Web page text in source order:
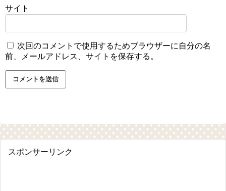
サイト
次回のコメントで使用するためブラウザーに自分の名
前、メールアドレス、サイトを保存する。
スポンサーリンク